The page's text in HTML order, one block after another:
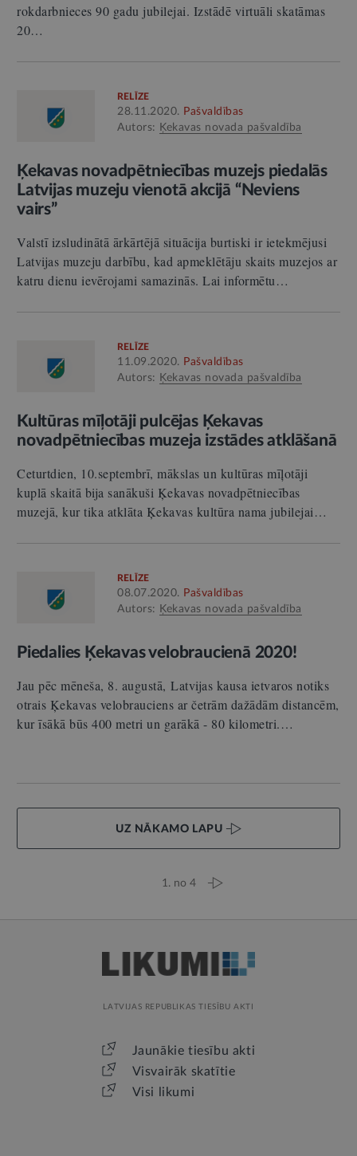
rokdarbnieces 90 gadu jubilejai. Izstādē virtuāli skatāmas
20…
RELĪZE
28.11.2020. Pašvaldības
Autors:
Ķekavas novada pašvaldība
Ķekavas novadpētniecības muzejs piedalās
Latvijas muzeju vienotā akcijā “Neviens
vairs”
Valstī izsludinātā ārkārtējā situācija burtiski ir ietekmējusi
Latvijas muzeju darbību, kad apmeklētāju skaits muzejos ar
katru dienu ievērojami samazinās. Lai informētu…
RELĪZE
11.09.2020. Pašvaldības
Autors:
Ķekavas novada pašvaldība
Kultūras mīļotāji pulcējas Ķekavas
novadpētniecības muzeja izstādes atklāšanā
Ceturtdien, 10.septembrī, mākslas un kultūras mīļotāji
kuplā skaitā bija sanākuši Ķekavas novadpētniecības
muzejā, kur tika atklāta Ķekavas kultūra nama jubilejai…
RELĪZE
08.07.2020. Pašvaldības
Autors:
Ķekavas novada pašvaldība
Piedalies Ķekavas velobraucienā 2020!
Jau pēc mēneša, 8. augustā, Latvijas kausa ietvaros notiks
otrais Ķekavas velobrauciens ar četrām dažādām distancēm,
kur īsākā būs 400 metri un garākā - 80 kilometri.…
UZ NĀKAMO LAPU
1. no 4
LATVIJAS REPUBLIKAS TIESĪBU AKTI
Jaunākie tiesību akti
Visvairāk skatītie
Visi likumi